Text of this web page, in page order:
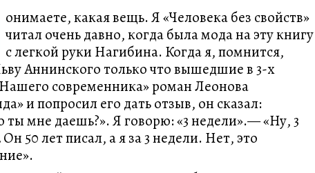
онимаете, какая вещь. Я «Человека без свойств»
читал очень давно, когда была мода на эту книгу
с легкой руки Нагибина. Когда я, помнится,
Аннинского только что вышедшие в 3-х
современника» роман Леонова
и попросил его дать отзыв, он сказал:
ты мне даешь?». Я говорю: «3 недели».— «Ну, 3
50 лет писал, а я за 3 недели. Нет, это